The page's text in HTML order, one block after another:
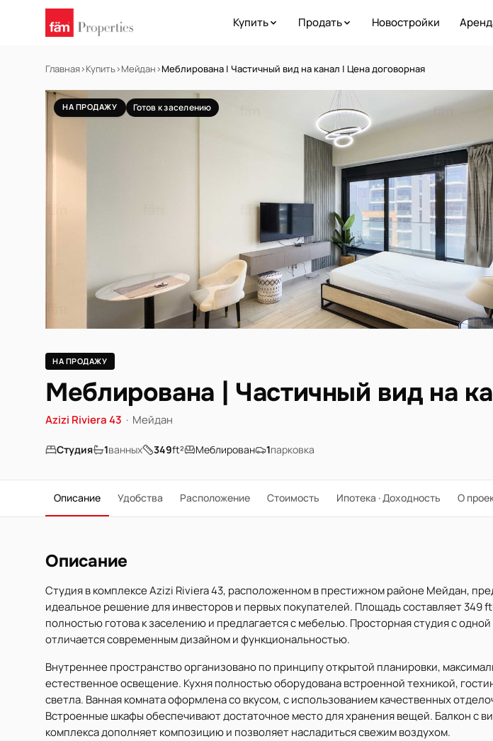
Купить Продать Новостройки
Главная›Купить›Мейдан›Меблирована | Частичный вид на канал | Цена договорная
НА ПРОДАЖУ Готов к заселению
НА ПРОДАЖУ
Меблирована | Частичный вид на
Azizi Riviera 43 · Мейдан
Студия 1ванных 349ft² Меблирован 1парковка
Описание Удобства Расположение Стоимость Ипотека · Доходность О
Описание
Студия в комплексе Azizi Riviera 43, расположенном в престижном районе Мейдан,
идеальное решение для инвесторов и первых покупателей. Площадь составляет 349
полностью готова к заселению и предлагается с мебелью. Просторная студия с
отличается современным дизайном и функциональностью.
Внутреннее пространство организовано по принципу открытой планировки,
естественное освещение. Кухня полностью оборудована встроенной техникой,
светла. Ванная комната оформлена со вкусом, с использованием качественных
Встроенные шкафы обеспечивают достаточное место для хранения вещей. Балкон с
комплекса дополняет композицию и позволяет насладиться свежим воздухом.